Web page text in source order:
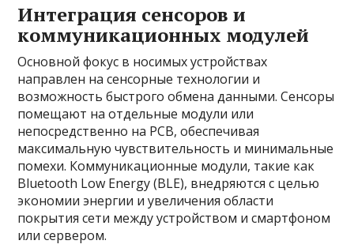
Интеграция сенсоров и
коммуникационных модулей
Основной фокус в носимых устройствах
направлен на сенсорные технологии и
возможность быстрого обмена данными. Сенсоры
помещают на отдельные модули или
непосредственно на PCB, обеспечивая
максимальную чувствительность и минимальные
помехи. Коммуникационные модули, такие как
Bluetooth Low Energy (BLE), внедряются с целью
экономии энергии и увеличения области
покрытия сети между устройством и смартфоном
или сервером.